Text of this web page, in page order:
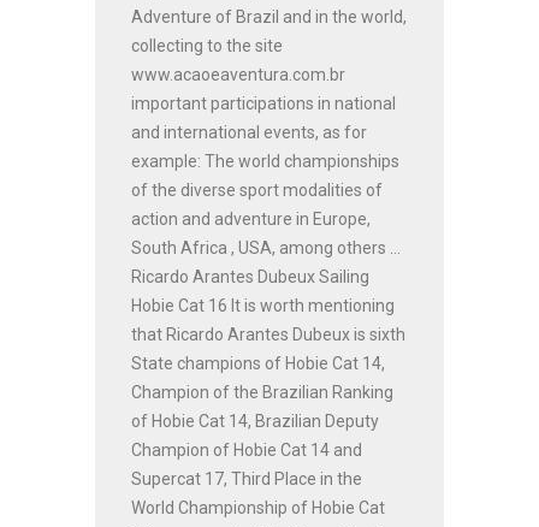
Adventure of Brazil and in the world,
collecting to the site
www.acaoeaventura.com.br
important participations in national
and international events, as for
example: The world championships
of the diverse sport modalities of
action and adventure in Europe,
South Africa , USA, among others ...
Ricardo Arantes Dubeux Sailing
Hobie Cat 16 It is worth mentioning
that Ricardo Arantes Dubeux is sixth
State champions of Hobie Cat 14,
Champion of the Brazilian Ranking
of Hobie Cat 14, Brazilian Deputy
Champion of Hobie Cat 14 and
Supercat 17, Third Place in the
World Championship of Hobie Cat